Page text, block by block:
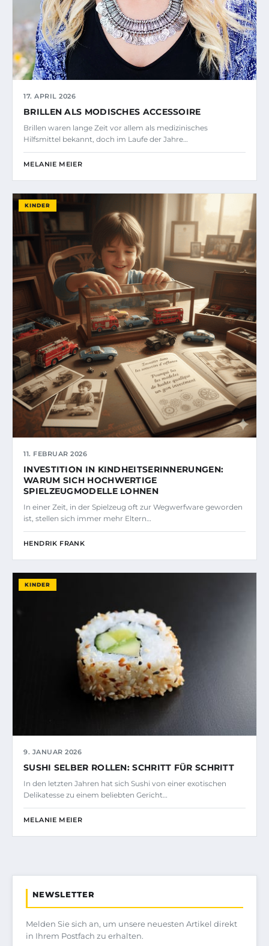
17. APRIL 2026
BRILLEN ALS MODISCHES ACCESSOIRE
Brillen waren lange Zeit vor allem als medizinisches
Hilfsmittel bekannt, doch im Laufe der Jahre…
MELANIE MEIER
KINDER
11. FEBRUAR 2026
INVESTITION IN KINDHEITSERINNERUNGEN:
WARUM SICH HOCHWERTIGE
SPIELZEUGMODELLE LOHNEN
In einer Zeit, in der Spielzeug oft zur Wegwerfware geworden
ist, stellen sich immer mehr Eltern…
HENDRIK FRANK
KINDER
9. JANUAR 2026
SUSHI SELBER ROLLEN: SCHRITT FÜR SCHRITT
In den letzten Jahren hat sich Sushi von einer exotischen
Delikatesse zu einem beliebten Gericht…
MELANIE MEIER
NEWSLETTER
Melden Sie sich an, um unsere neuesten Artikel direkt
in Ihrem Postfach zu erhalten.